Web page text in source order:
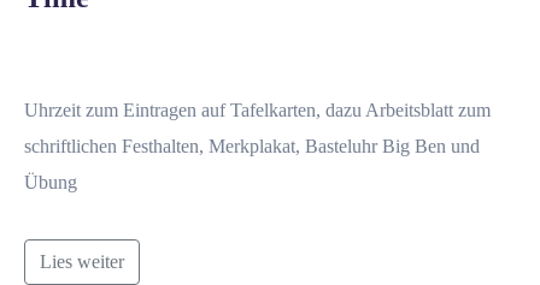
Uhrzeit zum Eintragen auf Tafelkarten, dazu Arbeitsblatt zum
schriftlichen Festhalten, Merkplakat, Basteluhr Big Ben und
Übung
Lies weiter